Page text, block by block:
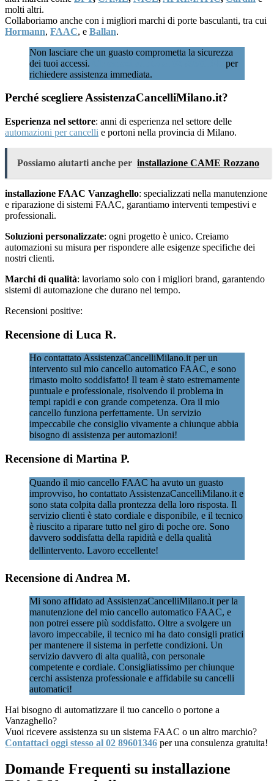
molti altri.
Collaboriamo anche con i migliori marchi di porte basculanti, tra cui
Hormann, FAAC, e Ballan.
Non lasciare che un guasto comprometta la sicurezza
dei tuoi accessi.
per
richiedere assistenza immediata.
Perché scegliere AssistenzaCancelliMilano.it?
Esperienza nel settore: anni di esperienza nel settore delle
automazioni per cancelli e portoni nella provincia di Milano.
Possiamo aiutarti anche per installazione CAME Rozzano
installazione FAAC Vanzaghello: specializzati nella manutenzione
e riparazione di sistemi FAAC, garantiamo interventi tempestivi e
professionali.
Soluzioni personalizzate: ogni progetto è unico. Creiamo
automazioni su misura per rispondere alle esigenze specifiche dei
nostri clienti.
Marchi di qualità: lavoriamo solo con i migliori brand, garantendo
sistemi di automazione che durano nel tempo.
Recensioni positive:
Recensione di Luca R.
Ho contattato AssistenzaCancelliMilano.it per un
intervento sul mio cancello automatico FAAC, e sono
rimasto molto soddisfatto! Il team è stato estremamente
puntuale e professionale, risolvendo il problema in
tempi rapidi e con grande competenza. Ora il mio
cancello funziona perfettamente. Un servizio
impeccabile che consiglio vivamente a chiunque abbia
bisogno di assistenza per automazioni!
Recensione di Martina P.
Quando il mio cancello FAAC ha avuto un guasto
improvviso, ho contattato AssistenzaCancelliMilano.it e
sono stata colpita dalla prontezza della loro risposta. Il
servizio clienti è stato cordiale e disponibile, e il tecnico
è riuscito a riparare tutto nel giro di poche ore. Sono
davvero soddisfatta della rapidità e della qualità
dellintervento. Lavoro eccellente!
Recensione di Andrea M.
Mi sono affidato ad AssistenzaCancelliMilano.it per la
manutenzione del mio cancello automatico FAAC, e
non potrei essere più soddisfatto. Oltre a svolgere un
lavoro impeccabile, il tecnico mi ha dato consigli pratici
per mantenere il sistema in perfette condizioni. Un
servizio davvero di alta qualità, con personale
competente e cordiale. Consigliatissimo per chiunque
cerchi assistenza professionale e affidabile su cancelli
automatici!
Hai bisogno di automatizzare il tuo cancello o portone a
Vanzaghello?
Vuoi ricevere assistenza su un sistema FAAC o un altro marchio?
Contattaci oggi stesso al 02 89601346 per una consulenza gratuita!
Domande Frequenti su installazione